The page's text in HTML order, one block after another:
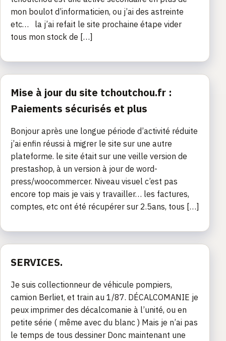
mon boulot d’informaticien, ou j’ai des astreinte
etc… la j’ai refait le site prochaine étape vider
tous mon stock de […]
Mise à jour du site tchoutchou.fr :
Paiements sécurisés et plus
Bonjour après une longue période d’activité réduite
j’ai enfin réussi à migrer le site sur une autre
plateforme. le site était sur une veille version de
prestashop, à un version à jour de word-
press/woocommercer. Niveau visuel c’est pas
encore top mais je vais y travailler… les factures,
comptes, etc ont été récupérer sur 2.5ans, tous […]
SERVICES.
Je suis collectionneur de véhicule pompiers,
camion Berliet, et train au 1/87. DÉCALCOMANIE je
peux imprimer des décalcomanie à l’unité, ou en
petite série ( même avec du blanc ) Mais je n’ai pas
le temps de tous dessiner Donc maintenant une